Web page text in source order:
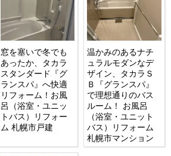
窓を塞いで冬でも
あったか、タカラ
スタンダード『グ
ランスパ』へ快適
リフォーム！お風
呂（浴室・ユニッ
トバス）リフォー
ム 札幌市戸建
温かみのあるナチ
ュラルモダンなデ
ザイン、タカラＳ
Ｂ『グランスパ』
で理想通りのバス
ルーム！ お風呂
（浴室・ユニット
バス）リフォーム
札幌市マンション